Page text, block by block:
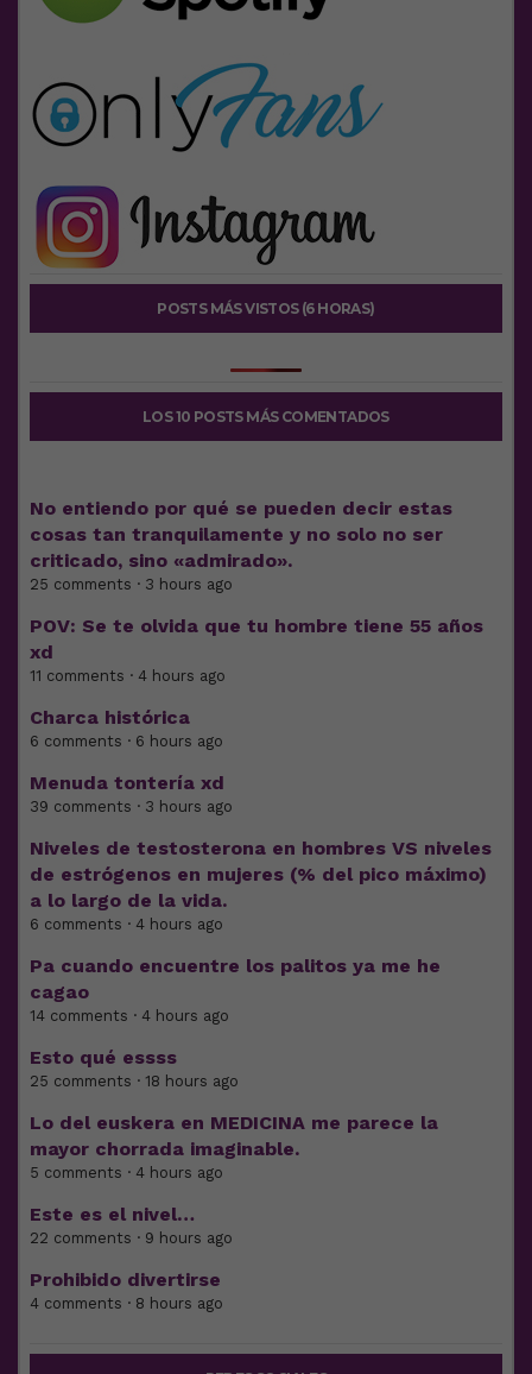
POSTS MÁS VISTOS (6 HORAS)
LOS 10 POSTS MÁS COMENTADOS
No entiendo por qué se pueden decir estas
cosas tan tranquilamente y no solo no ser
criticado, sino «admirado».
25 comments · 3 hours ago
POV: Se te olvida que tu hombre tiene 55 años
xd
11 comments · 4 hours ago
Charca histórica
6 comments · 6 hours ago
Menuda tontería xd
39 comments · 3 hours ago
Niveles de testosterona en hombres VS niveles
de estrógenos en mujeres (% del pico máximo)
a lo largo de la vida.
6 comments · 4 hours ago
Pa cuando encuentre los palitos ya me he
cagao
14 comments · 4 hours ago
Esto qué essss
25 comments · 18 hours ago
Lo del euskera en MEDICINA me parece la
mayor chorrada imaginable.
5 comments · 4 hours ago
Este es el nivel…
22 comments · 9 hours ago
Prohibido divertirse
4 comments · 8 hours ago